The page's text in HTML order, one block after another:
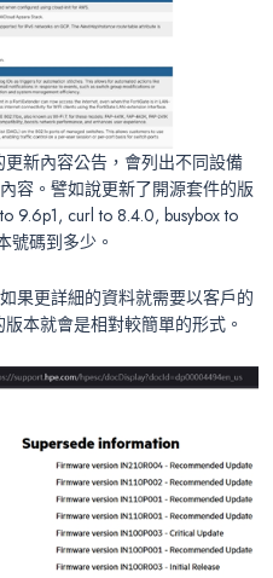
新內容公告，會列出不同設備
容。譬如說更新了開源套件的版
9.6p1, curl to 8.4.0, busybox to
號碼到多少。
果更詳細的資料就需要以客戶的
本就會是相對較簡單的形式。